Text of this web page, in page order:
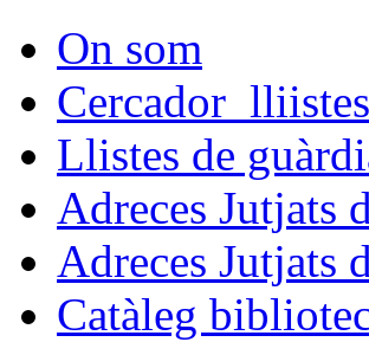
On som
Cercador
Llistes de
Adreces Jutjats
Adreces Jutjats
Catàleg